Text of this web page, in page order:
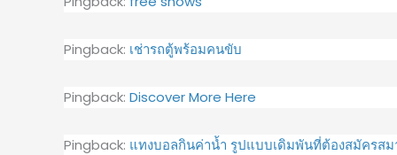
Pingback: เช่ารถตู้พร้อมคนขับ
Pingback: Discover More Here
Pingback: แทงบอลกินค่าน้ำ รูปแบบเดิมพันที่ต้องสมัครส